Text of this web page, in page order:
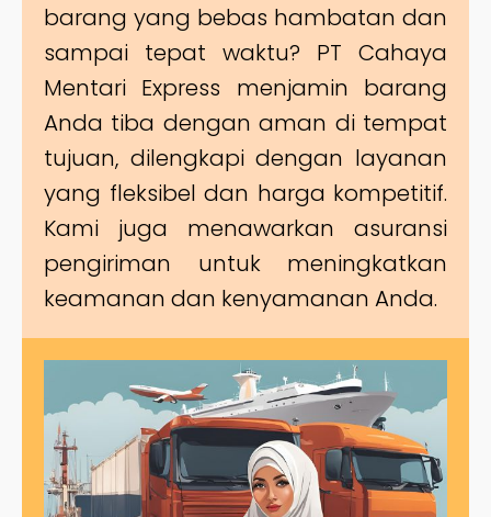
barang yang bebas hambatan dan
sampai tepat waktu? PT Cahaya
Mentari Express menjamin barang
Anda tiba dengan aman di tempat
tujuan, dilengkapi dengan layanan
yang fleksibel dan harga kompetitif.
Kami juga menawarkan asuransi
pengiriman untuk meningkatkan
keamanan dan kenyamanan Anda.